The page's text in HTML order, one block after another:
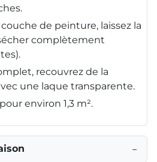
de peinture, laissez la
complètement
recouvrez de la
une laque transparente.
environ 1,3 m².
−